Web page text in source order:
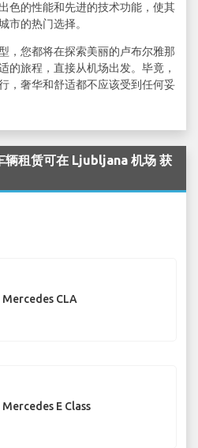
色的性能和先进的技术功能，使其
市的热门选择。
，您都将在探索美丽的卢布尔雅那
的旅程，直接从机场出发。毕竟，
，奢华和舒适都不应该受到任何妥
租赁可在 Ljubljana 机场 获
Mercedes CLA
Mercedes E Class